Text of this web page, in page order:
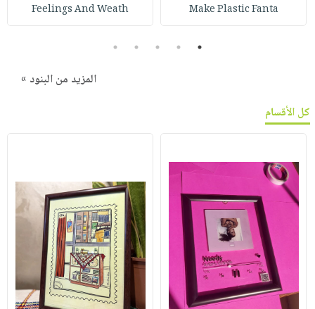
Make Plastic Fanta
Feelings And Weath
1
2
3
4
5
المزيد من البنود »
كل الأقسام